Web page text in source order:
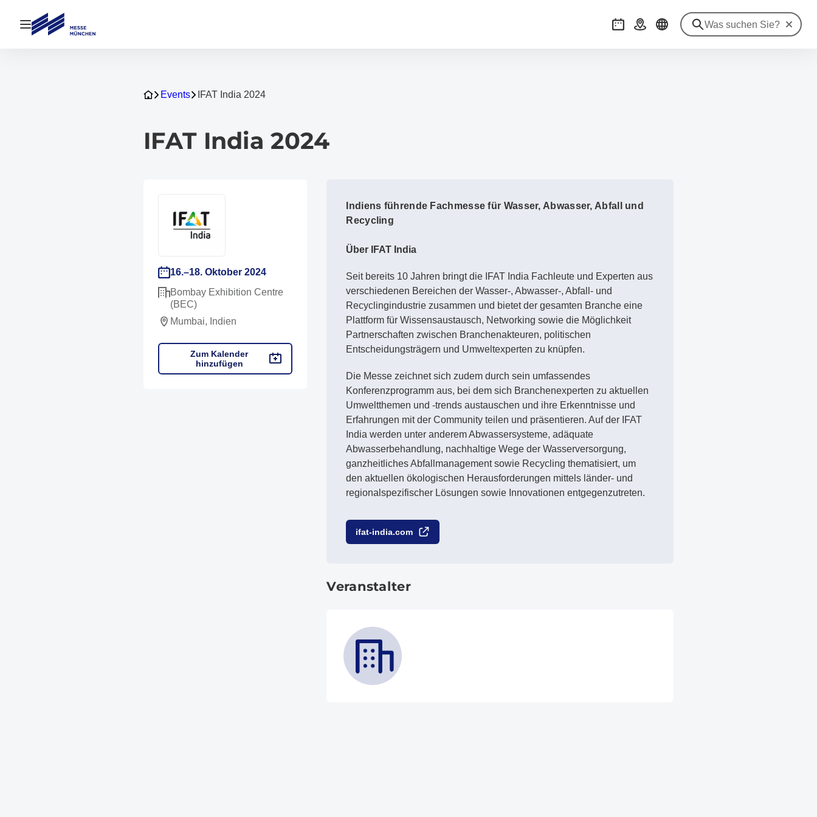
Navigation öffnen Veranstaltungen
Anreise Suche
Events IFAT India 2024
IFAT India 2024
16.–18. Oktober 2024
Bombay Exhibition Centre
(BEC)
Mumbai, Indien
Zum Kalender
hinzufügen
Indiens führende Fachmesse für Wasser, Abwasser, Abfall und
Recycling
Über IFAT India
Seit bereits 10 Jahren bringt die IFAT India Fachleute und Experten aus
verschiedenen Bereichen der Wasser-, Abwasser-, Abfall- und
Recyclingindustrie zusammen und bietet der gesamten Branche eine
Plattform für Wissensaustausch, Networking sowie die Möglichkeit
Partnerschaften zwischen Branchenakteuren, politischen
Entscheidungsträgern und Umweltexperten zu knüpfen.
Die Messe zeichnet sich zudem durch sein umfassendes
Konferenzprogramm aus, bei dem sich Branchenexperten zu aktuellen
Umweltthemen und -trends austauschen und ihre Erkenntnisse und
Erfahrungen mit der Community teilen und präsentieren. Auf der IFAT
India werden unter anderem Abwassersysteme, adäquate
Abwasserbehandlung, nachhaltige Wege der Wasserversorgung,
ganzheitliches Abfallmanagement sowie Recycling thematisiert, um
den aktuellen ökologischen Herausforderungen mittels länder- und
regionalspezifischer Lösungen sowie Innovationen entgegenzutreten.
ifat-india.com
Veranstalter